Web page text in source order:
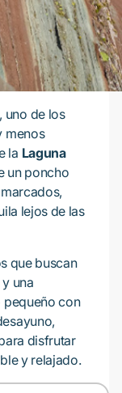
, uno de los
menos
la Laguna
un poncho
lejos de las
que buscan
una
pequeño con
disfrutar
y relajado.